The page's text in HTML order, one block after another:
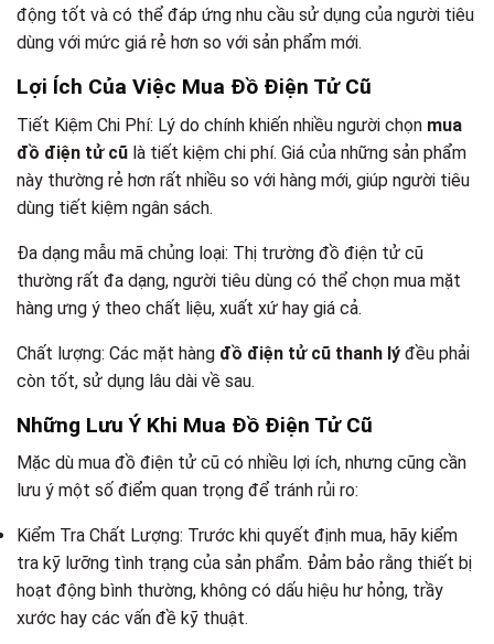
động tốt và có thể đáp ứng nhu cầu sử dụng của người tiêu
dùng với mức giá rẻ hơn so với sản phẩm mới.
Lợi Ích Của Việc Mua Đồ Điện Tử Cũ
Tiết Kiệm Chi Phí: Lý do chính khiến nhiều người chọn mua
đồ điện tử cũ là tiết kiệm chi phí. Giá của những sản phẩm
này thường rẻ hơn rất nhiều so với hàng mới, giúp người tiêu
dùng tiết kiệm ngân sách.
Đa dạng mẫu mã chủng loại: Thị trường đồ điện tử cũ
thường rất đa dạng, người tiêu dùng có thể chọn mua mặt
hàng ưng ý theo chất liệu, xuất xứ hay giá cả.
Chất lượng: Các mặt hàng đồ điện tử cũ thanh lý đều phải
còn tốt, sử dụng lâu dài về sau.
Những Lưu Ý Khi Mua Đồ Điện Tử Cũ
Mặc dù mua đồ điện tử cũ có nhiều lợi ích, nhưng cũng cần
lưu ý một số điểm quan trọng để tránh rủi ro:
Kiểm Tra Chất Lượng: Trước khi quyết định mua, hãy kiểm
tra kỹ lưỡng tình trạng của sản phẩm. Đảm bảo rằng thiết bị
hoạt động bình thường, không có dấu hiệu hư hỏng, trầy
xước hay các vấn đề kỹ thuật.